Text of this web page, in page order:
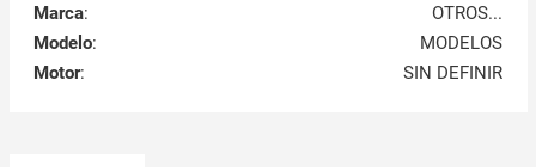
Marca:
OTROS...
Modelo:
MODELOS
Motor: SIN DEFINIR